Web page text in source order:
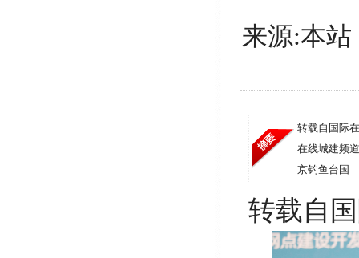
来源:本
转载自国际
在线城建频
京钓鱼台国
转载自